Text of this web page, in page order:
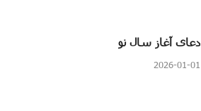
دعای آغاز سال نو
2026-01-01